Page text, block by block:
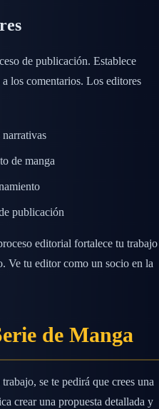
de publicación. Establece
los comentarios. Los editores
de manga
publicación
editorial fortalece tu trabajo
Ve tu editor como un socio en la
de Manga
se te pedirá que crees una
crear una propuesta detallada y